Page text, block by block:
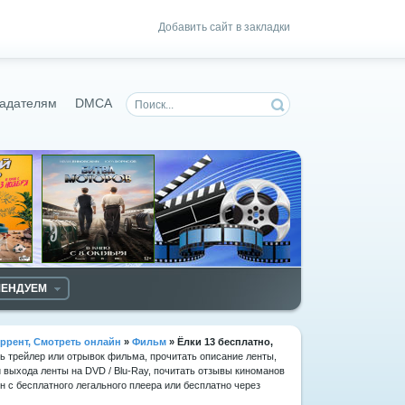
Добавить сайт в закладки
DMCA
Смотреть онлайн » Фильм » Ёлки 13 бесплатно,
трейлер или отрывок фильма, прочитать описание ленты,
ленты на DVD / Blu-Ray, почитать отзывы киноманов
легального плеера или бесплатно через